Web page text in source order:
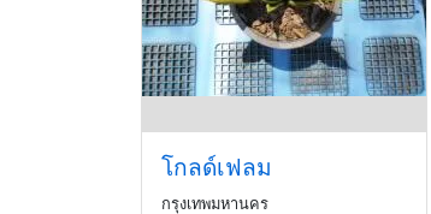
โกลด์เฟลม
กรุงเทพมหานคร